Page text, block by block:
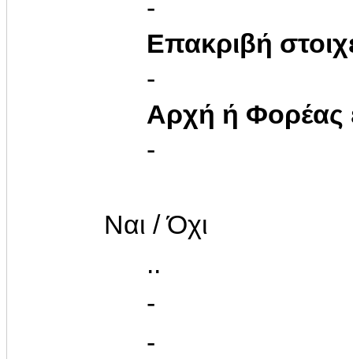
-
Επακριβή
-
Αρχή ή Φορέας
-
Ναι / Όχι
..
-
-